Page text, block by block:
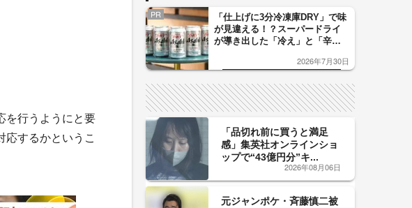
を行うようにと要
応するかというこ
PR
「仕上げに3分冷凍庫DRY」で味
が見違える！？スーパードライ
が導き出した「冷え」と「辛
した「辛口カーブ」が飲み頃の
2026年7月30日
「品切れ前に買うと満足
感」集英社オンラインショ
ップで“43億円分”キ...
2026年08月06日
元ジャンポケ・斉藤慎二被